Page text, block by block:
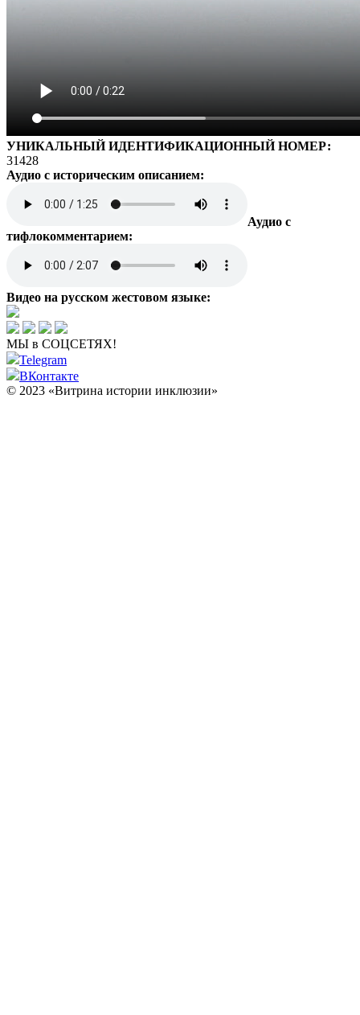
УНИКАЛЬНЫЙ ИДЕНТИФИКАЦИОННЫЙ НОМЕР:
31428
Аудио с историческим описанием:
Аудио с
тифлокомментарием:
Видео на русском жестовом языке:
МЫ в СОЦСЕТЯХ!
Telegram
ВКонтакте
© 2023 «Витрина истории инклюзии»